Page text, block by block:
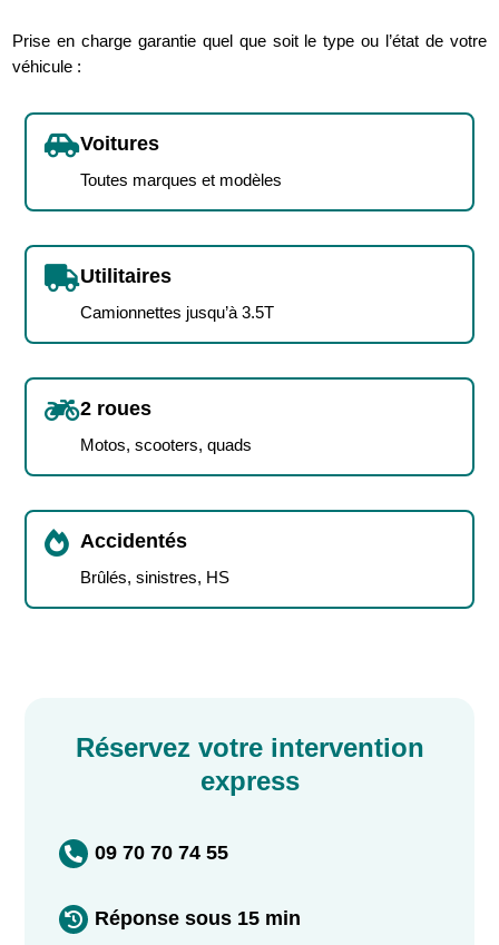
Prise en charge garantie quel que soit le type ou l’état de votre
véhicule :
Voitures
Toutes marques et modèles
Utilitaires
Camionnettes jusqu’à 3.5T
2 roues
Motos, scooters, quads
 Accidentés
Brûlés, sinistres, HS
Réservez votre intervention
express
 09 70 70 74 55
 Réponse sous 15 min